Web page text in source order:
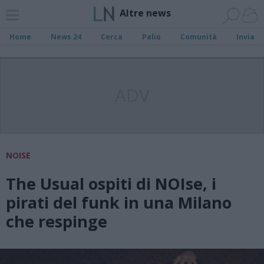
Altre news
Home News 24 Cerca Palio Comunità Invia
NOISE
The Usual ospiti di NOIse, i
pirati del funk in una Milano
che respinge